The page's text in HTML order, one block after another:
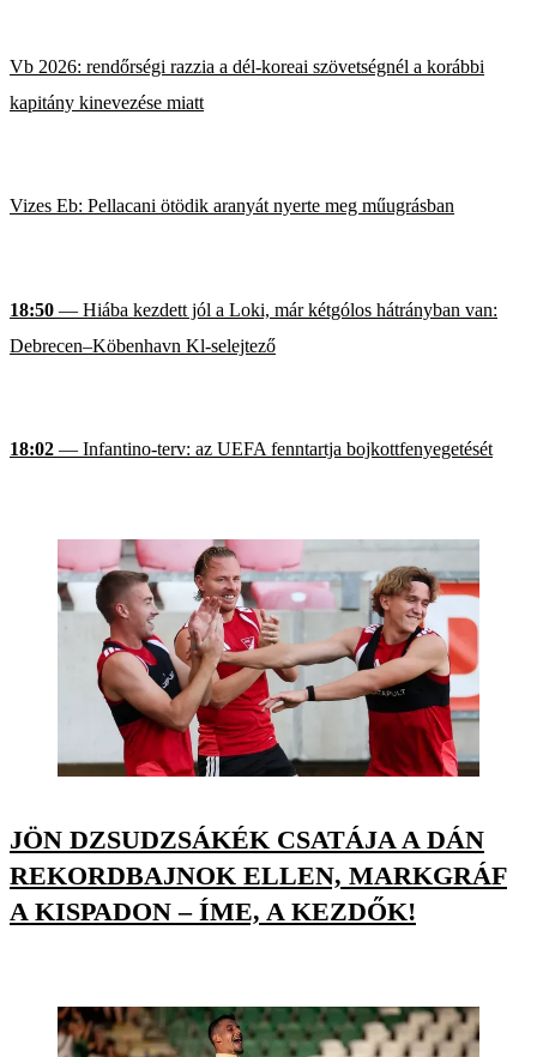
Vb 2026: rendőrségi razzia a dél-koreai szövetségnél a korábbi
kapitány kinevezése miatt
Vizes Eb: Pellacani ötödik aranyát nyerte meg műugrásban
18:50 — Hiába kezdett jól a Loki, már kétgólos hátrányban van:
Debrecen–Köbenhavn Kl-selejtező
18:02 — Infantino-terv: az UEFA fenntartja bojkottfenyegetését
JÖN DZSUDZSÁKÉK CSATÁJA A DÁN
REKORDBAJNOK ELLEN, MARKGRÁF
A KISPADON – ÍME, A KEZDŐK!